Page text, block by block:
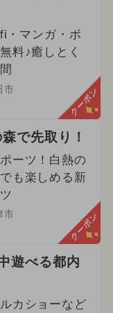
・マンガ・ボ
料♪癒しとく
市 クーポン
で先取り！
ーツ！白熱の
も楽しめる新
市 クーポン
遊べる都内
カショーなど